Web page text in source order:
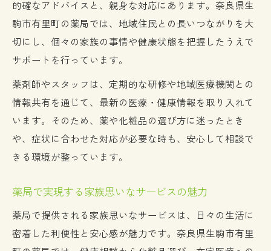
的確なアドバイスと、親身な対応にあります。奈良県生
駒市有里町の薬局では、地域住民との長いつながりを大
切にし、個々の家族の事情や健康状態を把握したうえで
サポートを行っています。
薬剤師やスタッフは、定期的な研修や地域医療機関との
情報共有を通じて、最新の医療・健康情報を取り入れて
います。そのため、薬や化粧品の選び方に迷ったとき
や、症状に合わせた対応が必要な時も、安心して相談で
きる環境が整っています。
薬局で実現する家族思いなサービスの魅力
薬局で提供される家族思いなサービスは、日々の生活に
密着した利便性と安心感が魅力です。奈良県生駒市有里